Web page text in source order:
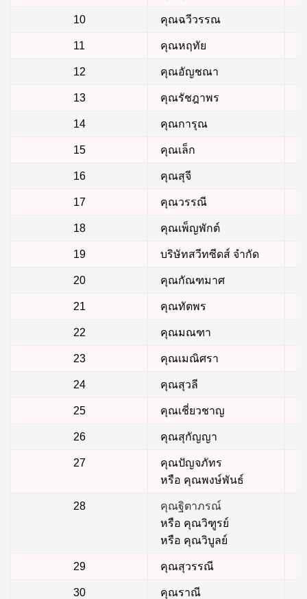
10 คุณฉวีวรรณ
11 คุณหฤทัย
12 คุณอัญชณา
13 คุณรัชฎาพร
14 คุณการุณ
15 คุณเล็ก
16 คุณสุจี
17 คุณวรรณี
18 คุณเพ็ญพักต์
19 บริษัทสวีทซีดส์ จำกัด
20 คุณกัณฑมาศ
21 คุณทัตพร
22 คุณมณฑา
23 คุณเมณิศรา
24 คุณสุวลี
25 คุณเชี่ยวชาญ
26 คุณสุกัญญา
27
คุณปัญจภัทร
หรือ คุณพงษ์พันธ์
28
คุณฐิตาภรณ์
หรือ คุณวิฑูรย์
หรือ คุณวิบูลย์
29 คุณสุวรรณี
30 คุณราณี